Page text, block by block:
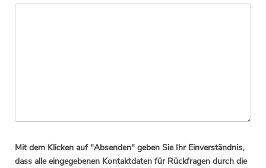
Mit dem Klicken auf "Absenden" geben Sie Ihr Einverständnis,
dass alle eingegebenen Kontaktdaten für Rückfragen durch die